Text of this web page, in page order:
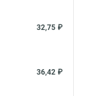
32,75 ₽
36,42 ₽